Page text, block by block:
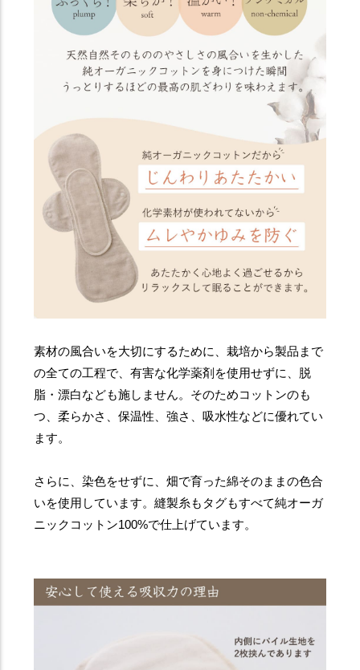
素材の風合いを大切にするために、栽培から製品まで
の全ての工程で、有害な化学薬剤を使用せずに、脱
脂・漂白なども施しません。そのためコットンのも
つ、柔らかさ、保温性、強さ、吸水性などに優れてい
ます。
さらに、染色をせずに、畑で育った綿そのままの色合
いを使用しています。縫製糸もタグもすべて純オーガ
ニックコットン100%で仕上げています。